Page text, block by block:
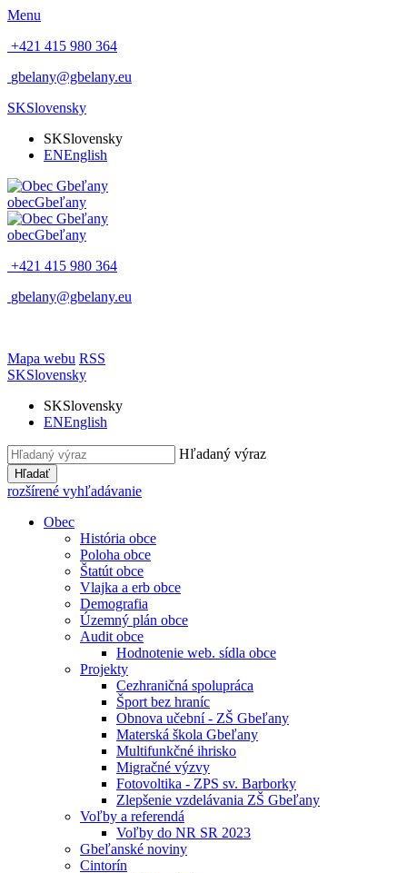
Menu
+421 415 980 364
gbelany@gbelany.eu
SKSlovensky
SKSlovensky
ENEnglish
obecGbeľany
obecGbeľany
+421 415 980 364
gbelany@gbelany.eu
Mapa webu RSS
SKSlovensky
SKSlovensky
ENEnglish
Hľadaný výraz
Hľadať
rozšírené vyhľadávanie
Obec
História obce
Poloha obce
Štatút obce
Vlajka a erb obce
Demografia
Územný plán obce
Audit obce
Hodnotenie web. sídla obce
Projekty
Cezhraničná spolupráca
Šport bez hraníc
Obnova učební - ZŠ Gbeľany
Materská škola Gbeľany
Multifunkčné ihrisko
Migračné výzvy
Fotovoltika - ZPS sv. Barborky
Zlepšenie vzdelávania ZŠ Gbeľany
Voľby a referendá
Voľby do NR SR 2023
Gbeľanské noviny
Cintorín